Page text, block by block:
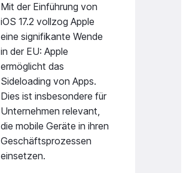
Mit der Einführung von
iOS 17.2 vollzog Apple
eine signifikante Wende
in der EU: Apple
ermöglicht das
Sideloading von Apps.
Dies ist insbesondere für
Unternehmen relevant,
die mobile Geräte in ihren
Geschäftsprozessen
einsetzen.